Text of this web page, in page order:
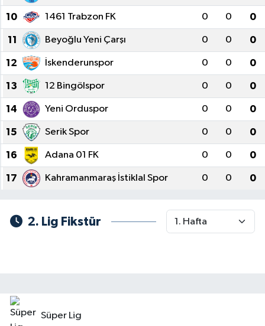
10 1461 Trabzon FK 0 0 0
11 Beyoğlu Yeni Çarşı 0 0 0
12 İskenderunspor 0 0 0
13 12 Bingölspor 0 0 0
14 Yeni Orduspor 0 0 0
15 Serik Spor 0 0 0
16 Adana 01 FK 0 0 0
17 Kahramanmaraş İstiklal Spor 0 0 0
2. Lig Fikstür
Süper Lig
Video Galeri
Yaşam